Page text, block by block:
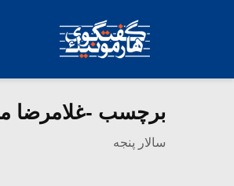
برچسب -غلامرضا
سالار پنجه